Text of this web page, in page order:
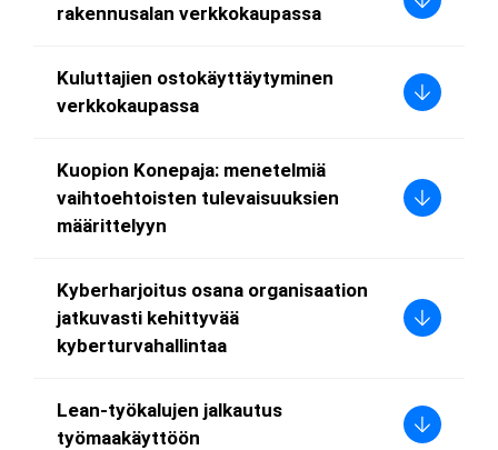
rakennusalan verkkokaupassa
Kuluttajien ostokäyttäytyminen
verkkokaupassa
Kuopion Konepaja: menetelmiä
vaihtoehtoisten tulevaisuuksien
määrittelyyn
Kyberharjoitus osana organisaation
jatkuvasti kehittyvää
kyberturvahallintaa
Lean-työkalujen jalkautus
työmaakäyttöön